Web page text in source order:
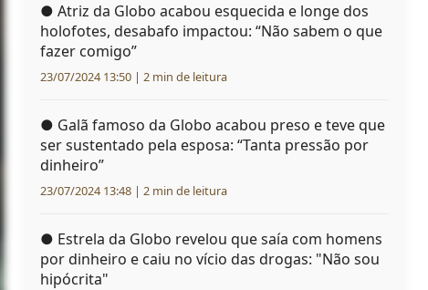
● Atriz da Globo acabou esquecida e longe dos
holofotes, desabafo impactou: “Não sabem o que
fazer comigo”
23/07/2024 13:50 | 2 min de leitura
● Galã famoso da Globo acabou preso e teve que
ser sustentado pela esposa: “Tanta pressão por
dinheiro”
23/07/2024 13:48 | 2 min de leitura
● Estrela da Globo revelou que saía com homens
por dinheiro e caiu no vício das drogas: "Não sou
hipócrita"